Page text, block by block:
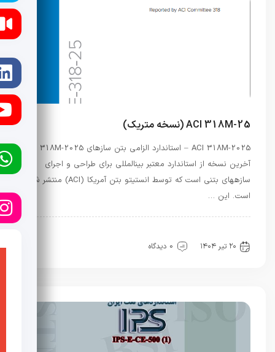
ACI 318M-25 (نسخه متریک)
ACI 318M-2025 – استاندارد الزامی بتن سازهای ACI 318M-2025
آخرین نسخه از استاندارد معتبر بینالمللی برای طراحی و اجرای
سازههای بتنی است که توسط انستیتو بتن آمریکا (ACI) منتشر شده
است. این …
۲۰ تیر ۱۴۰۴
0 دیدگاه